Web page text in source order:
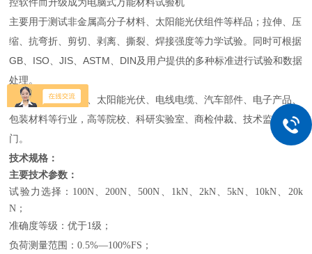
控软件而升级成为电脑式万能材料试验机
主要用于测试非金属高分子材料、太阳能光伏组件等样品；拉伸、压
缩、抗弯折、剪切、剥离、撕裂、焊接强度等力学试验。同时可根据
GB、ISO、JIS、ASTM、DIN及用户提供的多种标准进行试验和数据
处理。
广泛用于工程塑料、太阳能光伏、电线电缆、汽车部件、电子产品、
包装材料等行业，高等院校、科研实验室、商检仲裁、技术监督等部
门。
技术规格：
主要技术参数：
试验力选择：100N、200N、500N、1kN、2kN、5kN、10kN、20k
N；
准确度等级：优于1级；
负荷测量范围：0.5%—100%FS ；